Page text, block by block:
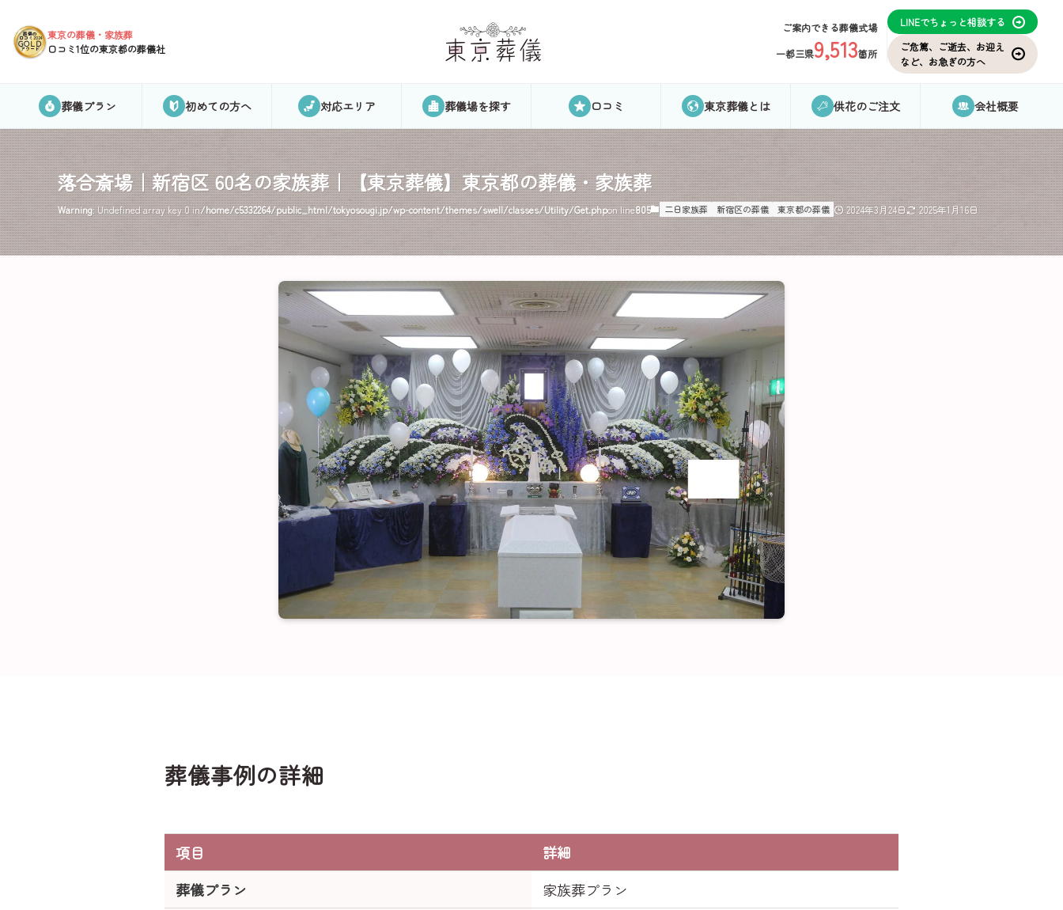
葬儀の
口コミ2024
GOLD
アワード
東京の葬儀・家族葬
口コミ1位の東京都の葬儀社
ご案内できる葬儀式場
一都三県9,513箇所
LINEでちょっと相談する
ご危篤、ご逝去、お迎え
など、お急ぎの方へ
葬儀プラン 初めての方へ 対応エリア 葬儀場を探す 口コミ 東京葬儀とは 供花のご注文 会社概要
落合斎場｜新宿区 60名の家族葬｜【東京葬儀】東京都の葬儀・家族葬
Warning: Undefined array key 0 in/home/c5332264/public_html/tokyosougi.jp/wp-content/themes/swell/classes/Utility/Get.phpon line805 二日家族葬 新宿区の葬儀 東京都の葬儀 2024年3月24日 2025年1月16日
葬儀事例の詳細
項目
詳細
葬儀プラン
家族葬プラン